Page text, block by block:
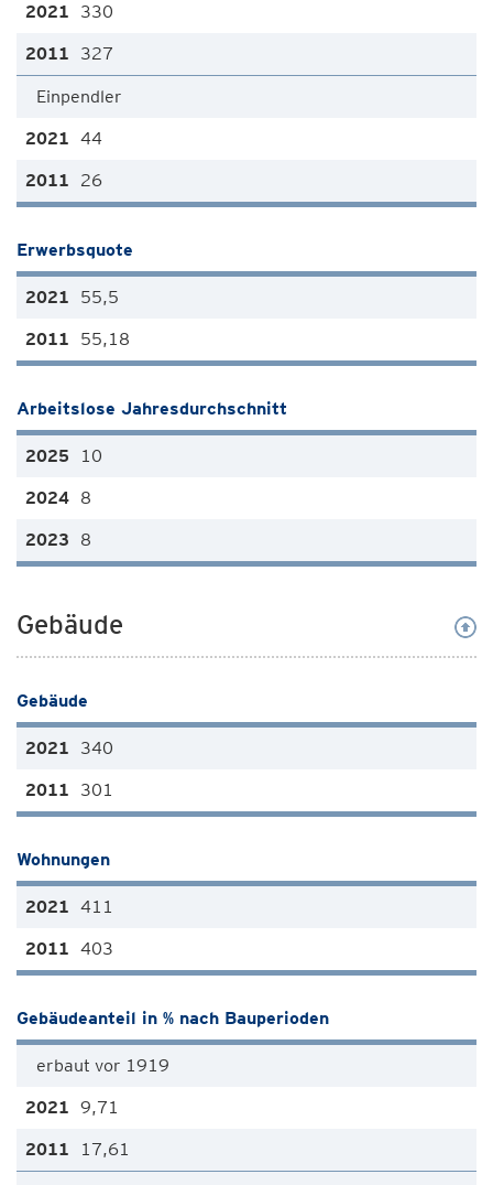
330
327
Einpendler
44
26
Erwerbsquote
55,5
55,18
Arbeitslose Jahresdurchschnitt
10
8
8
Gebäude
Gebäude
340
301
Wohnungen
411
403
Gebäudeanteil in % nach Bauperioden
erbaut vor 1919
9,71
17,61